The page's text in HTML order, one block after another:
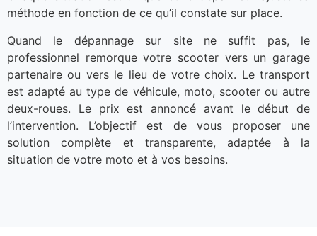
méthode en fonction de ce qu’il constate sur place.
Quand le dépannage sur site ne suffit pas, le
professionnel remorque votre scooter vers un garage
partenaire ou vers le lieu de votre choix. Le transport
est adapté au type de véhicule, moto, scooter ou autre
deux-roues. Le prix est annoncé avant le début de
l’intervention. L’objectif est de vous proposer une
solution complète et transparente, adaptée à la
situation de votre moto et à vos besoins.